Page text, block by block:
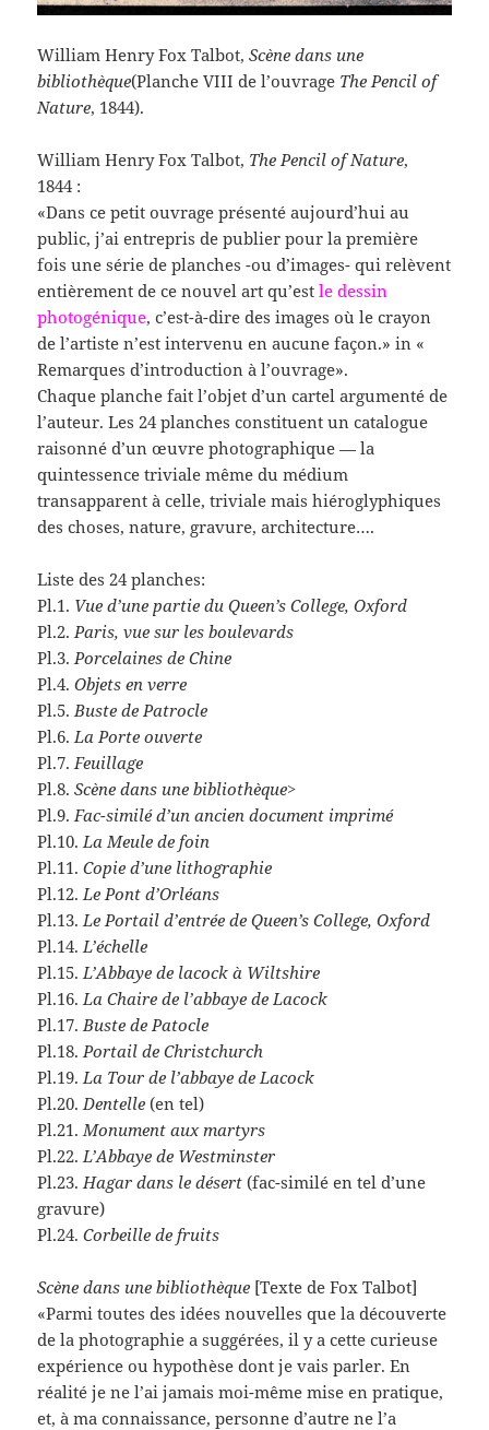
William Henry Fox Talbot,Scène dans une
bibliothèque(Planche VIII de l’ouvrage The Pencil of
Nature, 1844).
William Henry Fox Talbot, The Pencil of Nature,
1844 :
«Dans ce petit ouvrage présenté aujourd’hui au
public, j’ai entrepris de publier pour la première
fois une série de planches -ou d’images- qui relèvent
entièrement de ce nouvel art qu’estle dessin
photogénique, c’est-à-dire des images où le crayon
de l’artiste n’est intervenu en aucune façon.» in «
Remarques d’introduction à l’ouvrage».
Chaque planche fait l’objet d’un cartel argumenté de
l’auteur. Les 24 planches constituent un catalogue
raisonné d’un œuvre photographique — la
quintessence triviale même du médium
transapparent à celle, triviale mais hiéroglyphiques
des choses, nature, gravure, architecture….
Liste des 24 planches:
Pl.1. Vue d’une partie du Queen’s College, Oxford
Pl.2. Paris, vue sur les boulevards
Pl.3. Porcelaines de Chine
Pl.4.Objets en verre
Pl.5. Buste de Patrocle
Pl.6. La Porte ouverte
Pl.7. Feuillage
Pl.8.Scène dans une bibliothèque>
Pl.9. Fac-similé d’un ancien document imprimé
Pl.10. La Meule de foin
Pl.11.Copie d’une lithographie
Pl.12. Le Pont d’Orléans
Pl.13. Le Portail d’entrée de Queen’s College, Oxford
Pl.14. L’échelle
Pl.15. L’Abbaye de lacock à Wiltshire
Pl.16. La Chaire de l’abbaye de Lacock
Pl.17. Buste de Patocle
Pl.18. Portail de Christchurch
Pl.19. La Tour de l’abbaye de Lacock
Pl.20. Dentelle (en tel)
Pl.21. Monument aux martyrs
Pl.22. L’Abbaye de Westminster
Pl.23. Hagar dans le désert (fac-similé en tel d’une
gravure)
Pl.24.Corbeille de fruits
Scène dans une bibliothèque [Texte de Fox Talbot]
«Parmi toutes des idées nouvelles que la découverte
de la photographie a suggérées, il y a cette curieuse
expérience ou hypothèse dont je vais parler. En
réalité je ne l’ai jamais moi-même mise en pratique,
et, à ma connaissance, personne d’autre ne l’a